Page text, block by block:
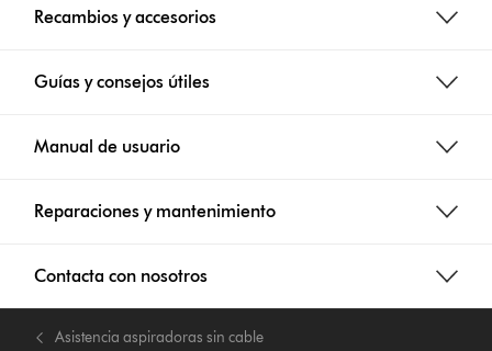
Recambios y accesorios
Guías y consejos útiles
Manual de usuario
Reparaciones y mantenimiento
Contacta con nosotros
Asistencia aspiradoras sin cable